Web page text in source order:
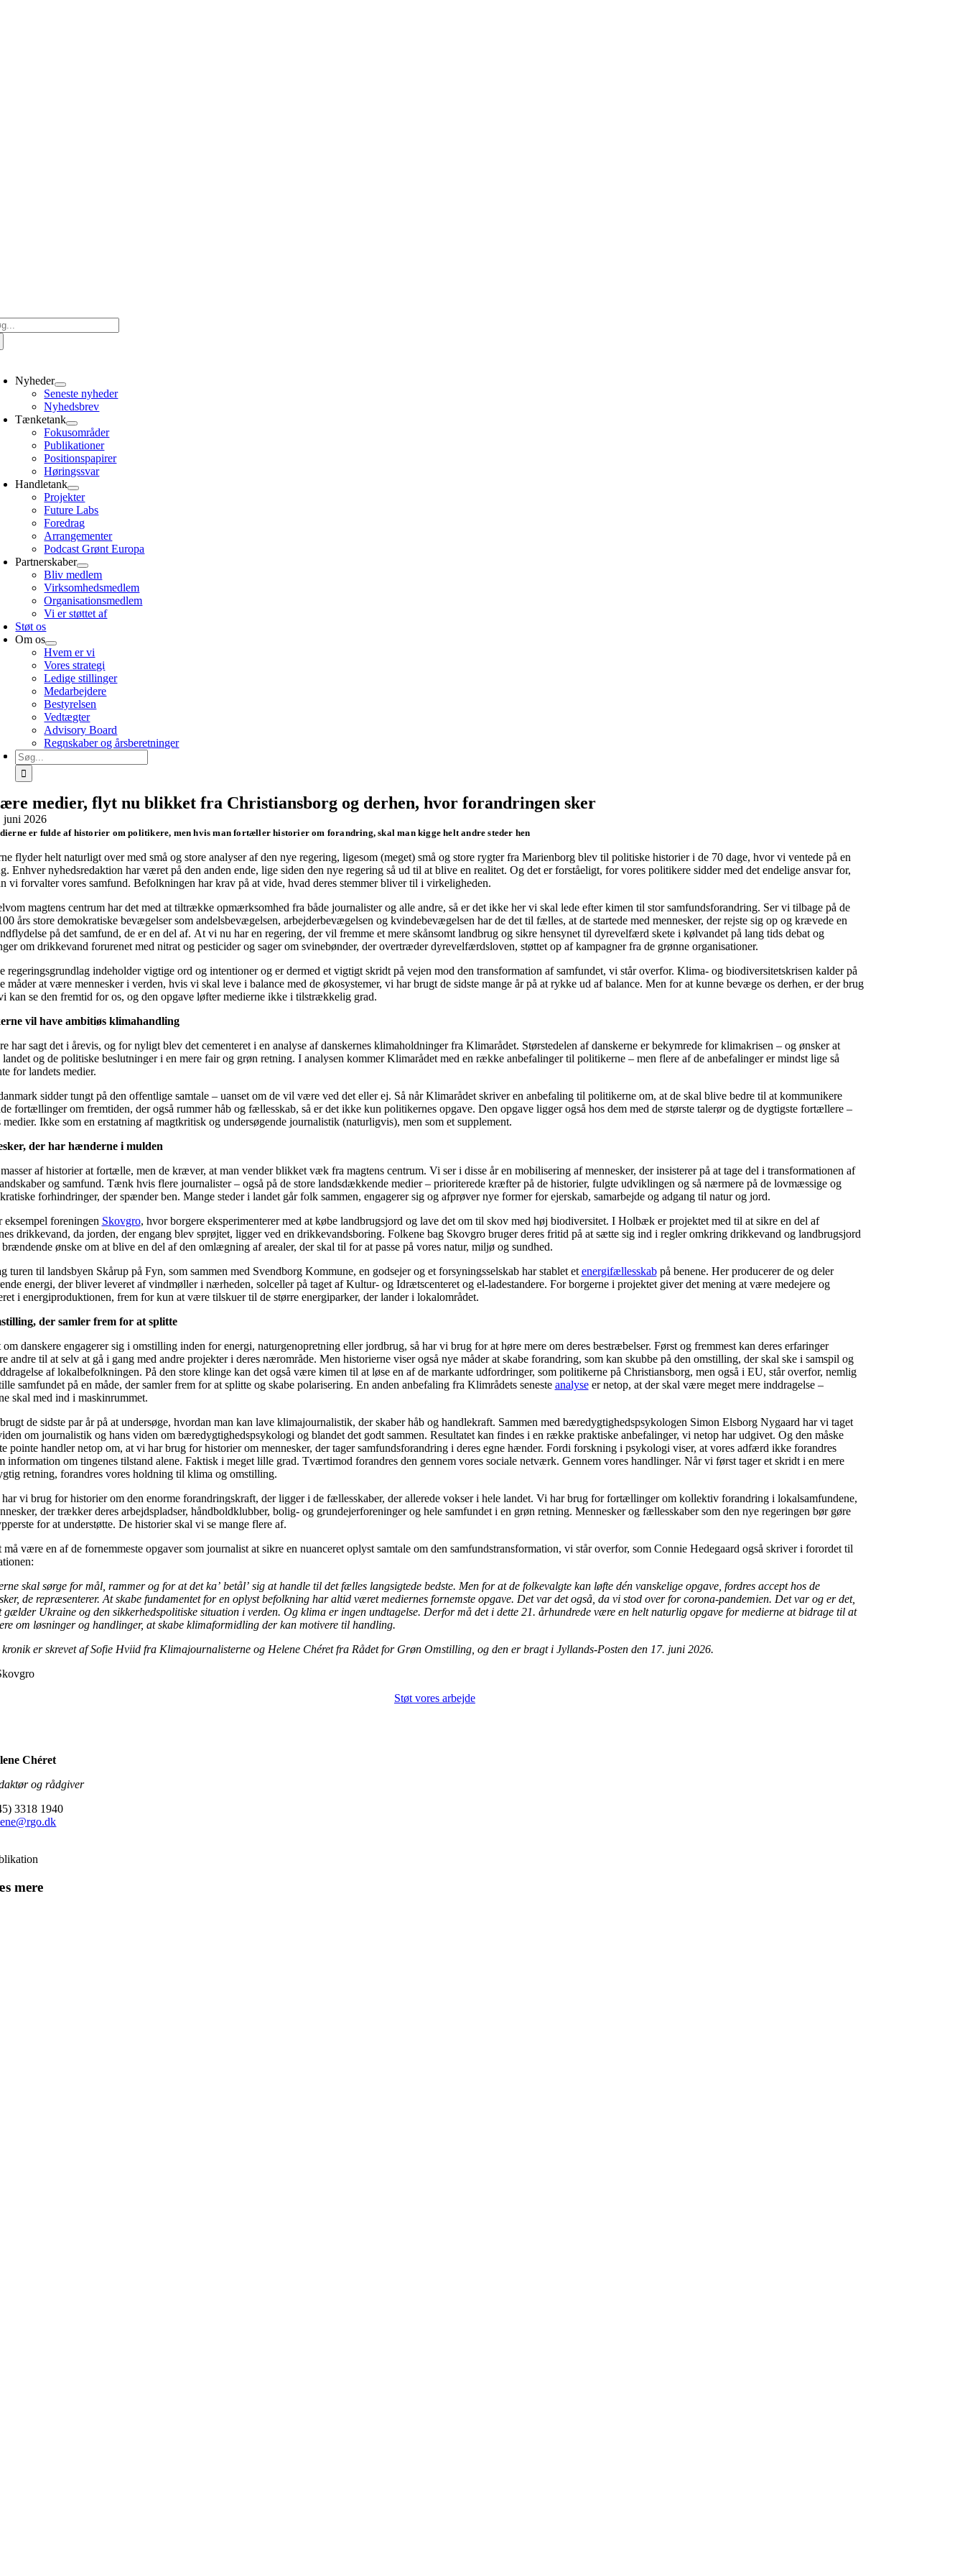
Nyheder
Seneste nyheder
Nyhedsbrev
Tænketank
Fokusområder
Publikationer
Positionspapirer
Høringssvar
Handletank
Projekter
Future Labs
Foredrag
Arrangementer
Podcast Grønt Europa
Partnerskaber
Bliv medlem
Virksomhedsmedlem
Organisationsmedlem
Vi er støttet af
Støt os
Om os
Hvem er vi
Vores strategi
Ledige stillinger
Medarbejdere
Bestyrelsen
Vedtægter
Advisory Board
Regnskaber og årsberetninger
Søg
efter:
medier, flyt nu blikket fra Christiansborg og derhen, hvor forandringen sker
juni 2026
er fulde af historier om politikere, men hvis man fortæller historier om forandring, skal man kigge helt andre steder hen
flyder helt naturligt over med små og store analyser af den nye regering, ligesom (meget) små og store rygter fra Marienborg blev til politiske historier i de 70 dage, hvor vi ventede på en
Enhver nyhedsredaktion har været på den anden ende, lige siden den nye regering så ud til at blive en realitet. Og det er forståeligt, for vores politikere sidder med det endelige ansvar for,
vi forvalter vores samfund. Befolkningen har krav på at vide, hvad deres stemmer bliver til i virkeligheden.
magtens centrum har det med at tiltrække opmærksomhed fra både journalister og alle andre, så er det ikke her vi skal lede efter kimen til stor samfundsforandring. Ser vi tilbage på de
års store demokratiske bevægelser som andelsbevægelsen, arbejderbevægelsen og kvindebevægelsen har de det til fælles, at de startede med mennesker, der rejste sig op og krævede en
på det samfund, de er en del af. At vi nu har en regering, der vil fremme et mere skånsomt landbrug og sikre hensynet til dyrevelfærd skete i kølvandet på lang tids debat og
om drikkevand forurenet med nitrat og pesticider og sager om svinebønder, der overtræder dyrevelfærdsloven, støttet op af kampagner fra de grønne organisationer.
regeringsgrundlag indeholder vigtige ord og intentioner og er dermed et vigtigt skridt på vejen mod den transformation af samfundet, vi står overfor. Klima- og biodiversitetskrisen kalder på
måder at være mennesker i verden, hvis vi skal leve i balance med de økosystemer, vi har brugt de sidste mange år på at rykke ud af balance. Men for at kunne bevæge os derhen, er der brug
kan se den fremtid for os, og den opgave løfter medierne ikke i tilstrækkelig grad.
vil have ambitiøs klimahandling
har sagt det i årevis, og for nyligt blev det cementeret i en analyse af danskernes klimaholdninger fra Klimarådet. Størstedelen af danskerne er bekymrede for klimakrisen – og ønsker at
og de politiske beslutninger i en mere fair og grøn retning. I analysen kommer Klimarådet med en række anbefalinger til politikerne – men flere af de anbefalinger er mindst lige så
for landets medier.
sidder tungt på den offentlige samtale – uanset om de vil være ved det eller ej. Så når Klimarådet skriver en anbefaling til politikerne om, at de skal blive bedre til at kommunikere
fortællinger om fremtiden, der også rummer håb og fællesskab, så er det ikke kun politikernes opgave. Den opgave ligger også hos dem med de største talerør og de dygtigste fortællere –
medier. Ikke som en erstatning af magtkritisk og undersøgende journalistik (naturligvis), men som et supplement.
der har hænderne i mulden
af historier at fortælle, men de kræver, at man vender blikket væk fra magtens centrum. Vi ser i disse år en mobilisering af mennesker, der insisterer på at tage del i transformationen af
og samfund. Tænk hvis flere journalister – også på de store landsdækkende medier – prioriterede kræfter på de historier, fulgte udviklingen og så nærmere på de lovmæssige og
forhindringer, der spænder ben. Mange steder i landet går folk sammen, engagerer sig og afprøver nye former for ejerskab, samarbejde og adgang til natur og jord.
eksempel foreningen Skovgro, hvor borgere eksperimenterer med at købe landbrugsjord og lave det om til skov med høj biodiversitet. I Holbæk er projektet med til at sikre en del af
drikkevand, da jorden, der engang blev sprøjtet, ligger ved en drikkevandsboring. Folkene bag Skovgro bruger deres fritid på at sætte sig ind i regler omkring drikkevand og landbrugsjord
brændende ønske om at blive en del af den omlægning af arealer, der skal til for at passe på vores natur, miljø og sundhed.
turen til landsbyen Skårup på Fyn, som sammen med Svendborg Kommune, en godsejer og et forsyningsselskab har stablet et energifællesskabpå benene. Her producerer de og deler
energi, der bliver leveret af vindmøller i nærheden, solceller på taget af Kultur- og Idrætscenteret og el-ladestandere. For borgerne i projektet giver det mening at være medejere og
i energiproduktionen, frem for kun at være tilskuer til de større energiparker, der lander i lokalområdet.
der samler frem for at splitte
om danskere engagerer sig i omstilling inden for energi, naturgenopretning eller jordbrug, så har vi brug for at høre mere om deres bestræbelser. Først og fremmest kan deres erfaringer
andre til at selv at gå i gang med andre projekter i deres nærområde. Men historierne viser også nye måder at skabe forandring, som kan skubbe på den omstilling, der skal ske i samspil og
af lokalbefolkningen. På den store klinge kan det også være kimen til at løse en af de markante udfordringer, som politikerne på Christiansborg, men også i EU, står overfor, nemlig
samfundet på en måde, der samler frem for at splitte og skabe polarisering. En anden anbefaling fra Klimrådets seneste analyseer netop, at der skal være meget mere inddragelse –
skal med ind i maskinrummet.
de sidste par år på at undersøge, hvordan man kan lave klimajournalistik, der skaber håb og handlekraft. Sammen med bæredygtighedspsykologen Simon Elsborg Nygaard har vi taget
om journalistik og hans viden om bæredygtighedspsykologi og blandet det godt sammen. Resultatet kan findes i en række praktiske anbefalinger, vi netop har udgivet. Og den måske
pointe handler netop om, at vi har brug for historier om mennesker, der tager samfundsforandring i deres egne hænder. Fordi forskning i psykologi viser, at vores adfærd ikke forandres
information om tingenes tilstand alene. Faktisk i meget lille grad. Tværtimod forandres den gennem vores sociale netværk. Gennem vores handlinger. Når vi først tager et skridt i en mere
retning, forandres vores holdning til klima og omstilling.
vi brug for historier om den enorme forandringskraft, der ligger i de fællesskaber, der allerede vokser i hele landet. Vi har brug for fortællinger om kollektiv forandring i lokalsamfundene,
der trækker deres arbejdspladser, håndboldklubber, bolig- og grundejerforeninger og hele samfundet i en grøn retning. Mennesker og fællesskaber som den nye regeringen bør gøre
for at understøtte. De historier skal vi se mange flere af.
må være en af de fornemmeste opgaver som journalist at sikre en nuanceret oplyst samtale om den samfundstransformation, vi står overfor, som Connie Hedegaard også skriver i forordet til
skal sørge for mål, rammer og for at det ka’ betål’ sig at handle til det fælles langsigtede bedste. Men for at de folkevalgte kan løfte dén vanskelige opgave, fordres accept hos de
de repræsenterer. At skabe fundamentet for en oplyst befolkning har altid været mediernes fornemste opgave. Det var det også, da vi stod over for corona-pandemien. Det var og er det,
gælder Ukraine og den sikkerhedspolitiske situation i verden. Og klima er ingen undtagelse. Derfor må det i dette 21. århundrede være en helt naturlig opgave for medierne at bidrage til at
om løsninger og handlinger, at skabe klimaformidling der kan motivere til handling.
er skrevet af Sofie Hviid fra Klimajournalisterne og Helene Chéret fra Rådet for Grøn Omstilling, og den er bragt i Jyllands-Posten den 17. juni 2026.
Støt vores arbejde
Chéret
og rådgiver
3318 1940
mere